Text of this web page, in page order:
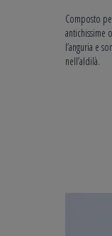
Composto
antichissime
l’anguria e
nell’aldilà.